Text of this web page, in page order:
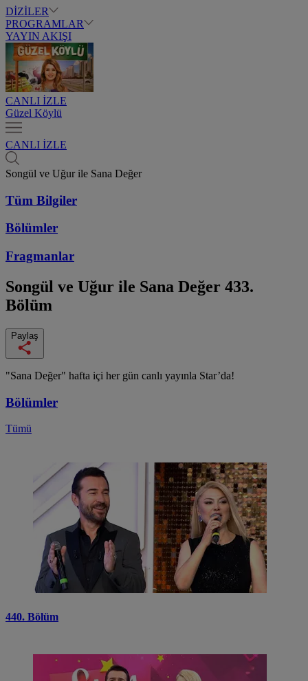
DİZİLER
PROGRAMLAR
YAYIN AKIŞI
CANLI İZLE
Güzel Köylü
CANLI İZLE
Songül ve Uğur ile Sana Değer
Tüm Bilgiler
Bölümler
Fragmanlar
Songül ve Uğur ile Sana Değer 433.
Bölüm
Paylaş
"Sana Değer" hafta içi her gün canlı yayınla Star’da!
Bölümler
Tümü
440. Bölüm